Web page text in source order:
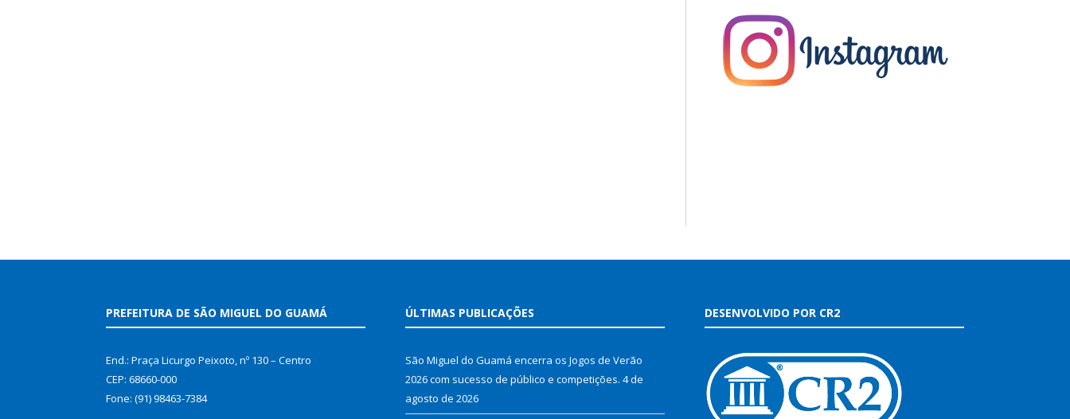
PREFEITURA DE SÃO MIGUEL DO GUAMÁ
End.: Praça Licurgo Peixoto, nº 130 – Centro
CEP: 68660-000
Fone: (91) 98463-7384
ÚLTIMAS PUBLICAÇÕES
São Miguel do Guamá encerra os Jogos de Verão
2026 com sucesso de público e competições. 4 de
agosto de 2026
DESENVOLVIDO POR CR2